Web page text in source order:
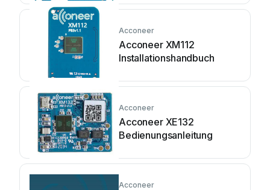
Acconeer
Acconeer XM112
Installationshandbuch
Acconeer
Acconeer XE132
Bedienungsanleitung
Acconeer